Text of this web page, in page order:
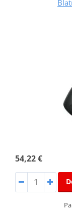
54,22 €